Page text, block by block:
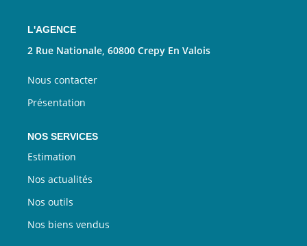
L'AGENCE
2 Rue Nationale, 60800 Crepy En Valois
Nous contacter
Présentation
NOS SERVICES
Estimation
Nos actualités
Nos outils
Nos biens vendus